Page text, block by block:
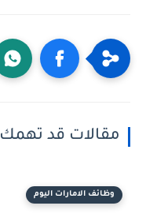
مقالات قد تهمك
وظائف الامارات اليوم